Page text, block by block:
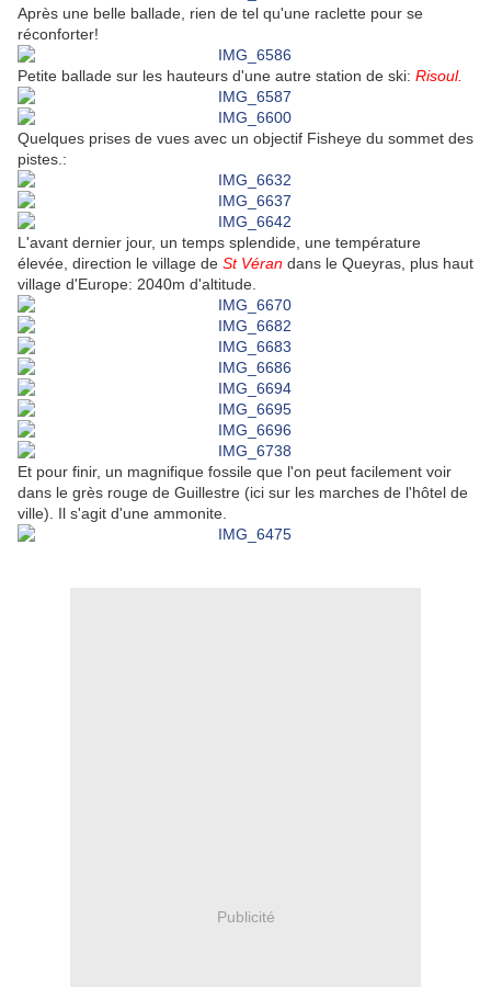
Après une belle ballade, rien de tel qu'une raclette pour se
réconforter!
Petite ballade sur les hauteurs d'une autre station de ski: Risoul.
Quelques prises de vues avec un objectif Fisheye du sommet des
pistes.:
L'avant dernier jour, un temps splendide, une température
élevée, direction le village de St Véran dans le Queyras, plus haut
village d'Europe: 2040m d'altitude.
Et pour finir, un magnifique fossile que l'on peut facilement voir
dans le grès rouge de Guillestre (ici sur les marches de l'hôtel de
ville). Il s'agit d'une ammonite.
Publicité